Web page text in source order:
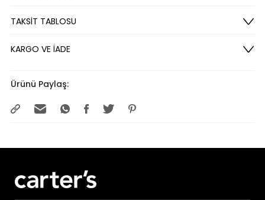
TAKSİT TABLOSU
KARGO VE İADE
Ürünü Paylaş: